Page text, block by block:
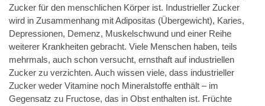
Zucker für den menschlichen Körper ist. Industrieller Zucker
wird in Zusammenhang mit Adipositas (Übergewicht), Karies,
Depressionen, Demenz, Muskelschwund und einer Reihe
weiterer Krankheiten gebracht. Viele Menschen haben, teils
mehrmals, auch schon versucht, ernsthaft auf industriellen
Zucker zu verzichten. Auch wissen viele, dass industrieller
Zucker weder Vitamine noch Mineralstoffe enthält – im
Gegensatz zu Fructose, das in Obst enthalten ist. Früchte